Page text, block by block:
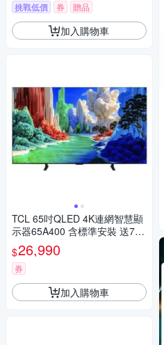
挑戰低價 券 贈品
加入購物車
TCL 65吋QLED 4K連網智慧顯
示器65A400 含標準安裝 送7-1
1商品卡1100元
$26,990
券
加入購物車